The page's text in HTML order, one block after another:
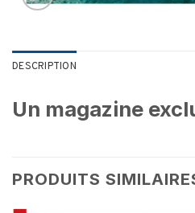
DESCRIPTION
Un magazine
PRODUITS